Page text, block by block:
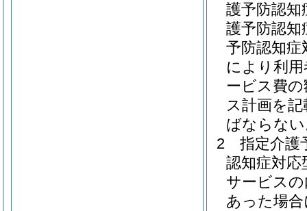
護予防認知
護予防認知
予防認知症
により利
ービス費
ス計画を
ばならな
2
指定介護
認知症対
サービス
あった場